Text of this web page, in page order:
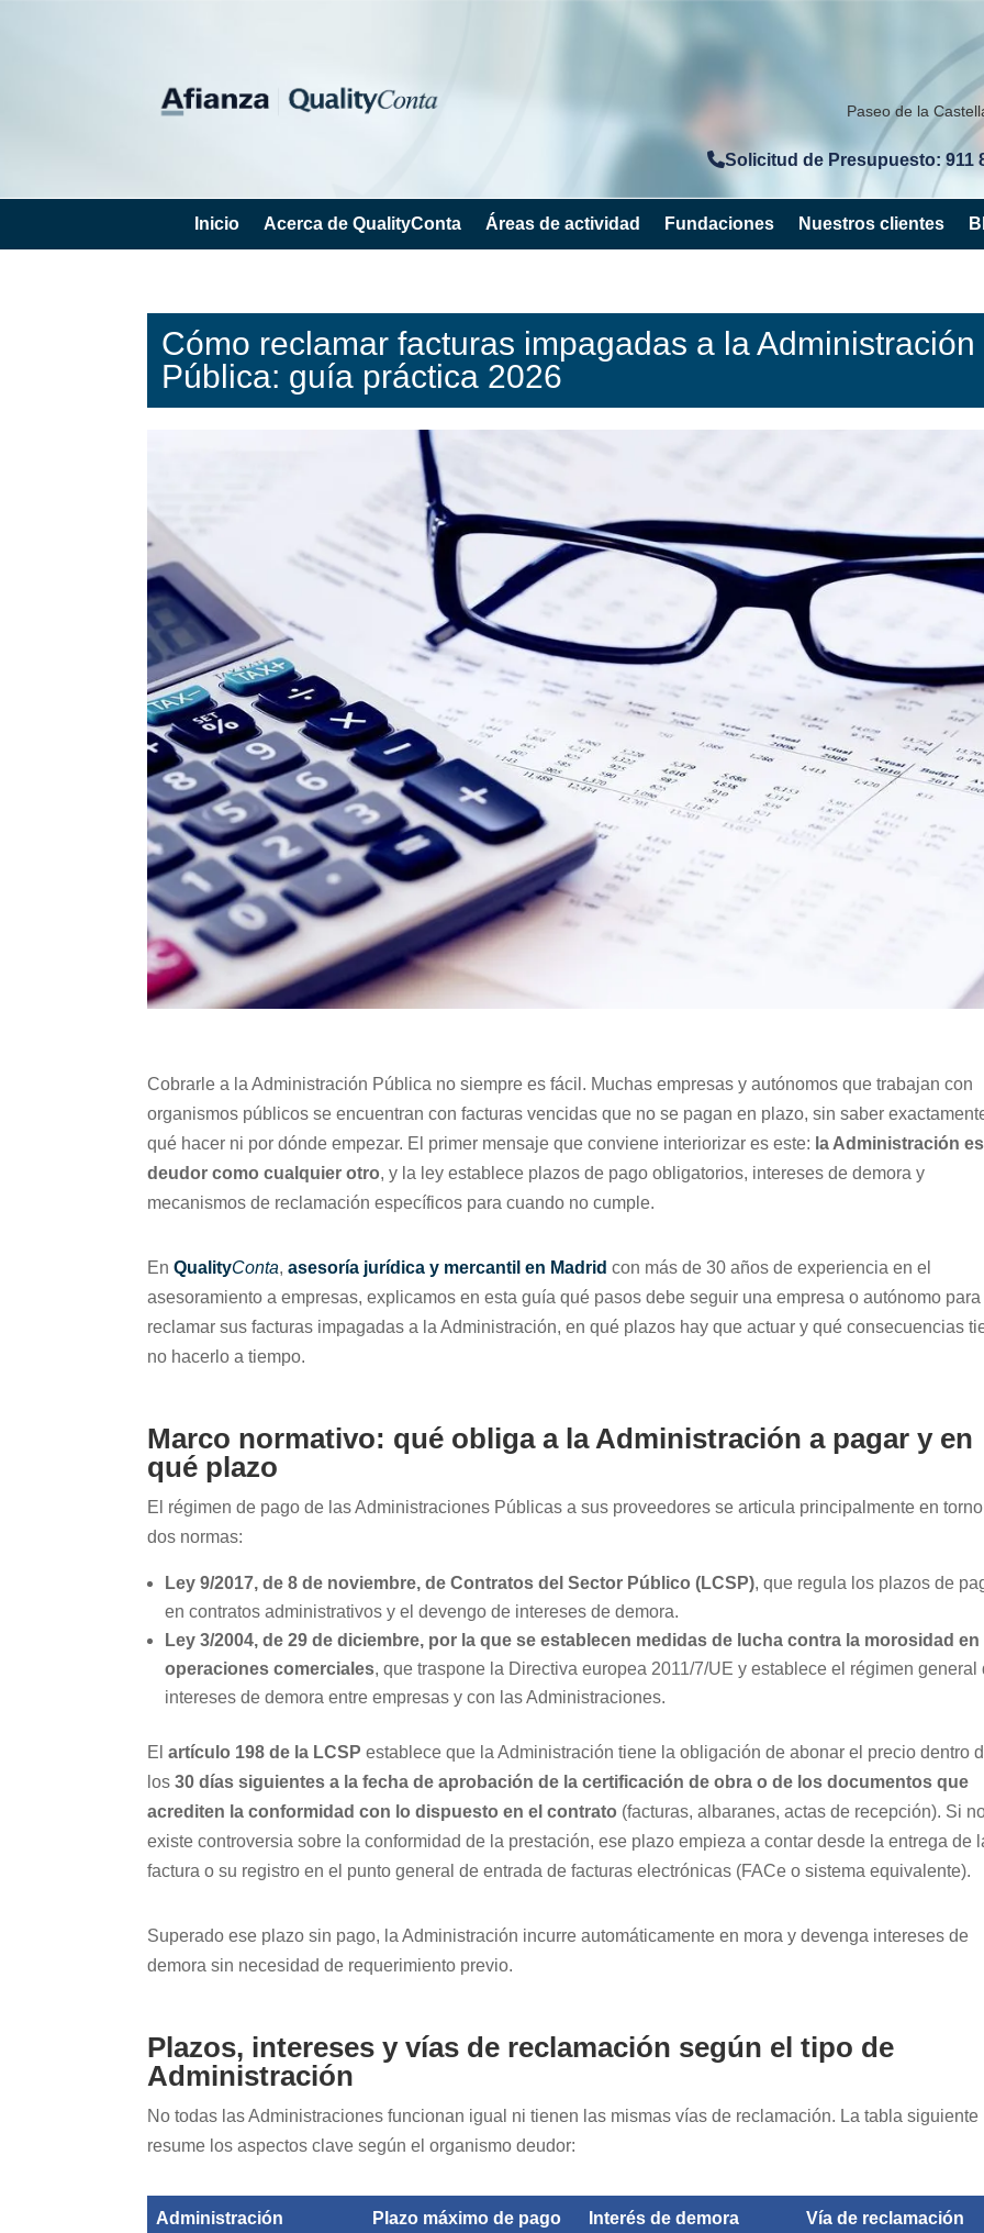
Paseo de la
Solicitud de Presupuesto: 911
Inicio Acerca de QualityConta Áreas de actividad Fundaciones Nuestros clientes
Cómo reclamar facturas impagadas a la Administración
Pública: guía práctica 2026
Cobrarle a la Administración Pública no siempre es fácil. Muchas empresas y autónomos que trabajan con
organismos públicos se encuentran con facturas vencidas que no se pagan en plazo, sin saber
qué hacer ni por dónde empezar. El primer mensaje que conviene interiorizar es este: la Administración
deudor como cualquier otro, y la ley establece plazos de pago obligatorios, intereses de demora y
mecanismos de reclamación específicos para cuando no cumple.
EnQualityConta,asesoría jurídica y mercantil en Madrid con más de 30 años de experiencia en el
asesoramiento a empresas, explicamos en esta guía qué pasos debe seguir una empresa o autónomo para
reclamar sus facturas impagadas a la Administración, en qué plazos hay que actuar y qué consecuencias
no hacerlo a tiempo.
Marco normativo: qué obliga a la Administración a pagar y en
qué plazo
El régimen de pago de las Administraciones Públicas a sus proveedores se articula principalmente en
dos normas:
Ley 9/2017, de 8 de noviembre, de Contratos del Sector Público (LCSP), que regula los plazos de
en contratos administrativos y el devengo de intereses de demora.
Ley 3/2004, de 29 de diciembre, por la que se establecen medidas de lucha contra la morosidad en
operaciones comerciales, que traspone la Directiva europea 2011/7/UE y establece el régimen general
intereses de demora entre empresas y con las Administraciones.
Elartículo 198 de la LCSP establece que la Administración tiene la obligación de abonar el precio dentro
los30 días siguientes a la fecha de aprobación de la certificación de obra o de los documentos que
acrediten la conformidad con lo dispuesto en el contrato (facturas, albaranes, actas de recepción). Si
existe controversia sobre la conformidad de la prestación, ese plazo empieza a contar desde la entrega de
factura o su registro en el punto general de entrada de facturas electrónicas (FACe o sistema equivalente).
Superado ese plazo sin pago, la Administración incurre automáticamente en mora y devenga intereses de
demora sin necesidad de requerimiento previo.
Plazos, intereses y vías de reclamación según el tipo de
Administración
No todas las Administraciones funcionan igual ni tienen las mismas vías de reclamación. La tabla siguiente
resume los aspectos clave según el organismo deudor:
Administración
Plazo máximo de pago
Interés de demora
Vía de reclamación